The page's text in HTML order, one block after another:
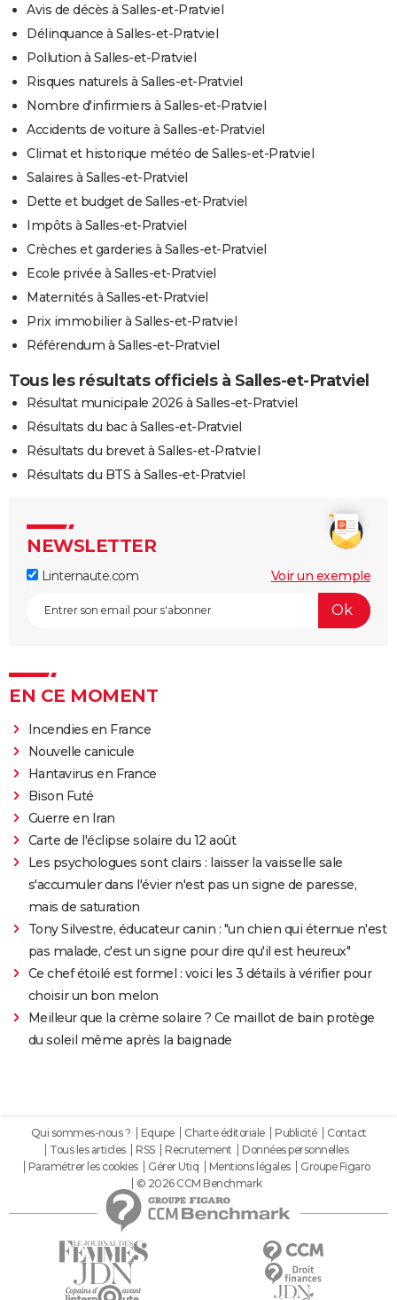
Avis de décès à Salles-et-Pratviel
Délinquance à Salles-et-Pratviel
Pollution à Salles-et-Pratviel
Risques naturels à Salles-et-Pratviel
Nombre d'infirmiers à Salles-et-Pratviel
Accidents de voiture à Salles-et-Pratviel
Climat et historique météo de Salles-et-Pratviel
Salaires à Salles-et-Pratviel
Dette et budget de Salles-et-Pratviel
Impôts à Salles-et-Pratviel
Crèches et garderies à Salles-et-Pratviel
Ecole privée à Salles-et-Pratviel
Maternités à Salles-et-Pratviel
Prix immobilier à Salles-et-Pratviel
Référendum à Salles-et-Pratviel
Tous les résultats officiels à Salles-et-Pratviel
Résultat municipale 2026 à Salles-et-Pratviel
Résultats du bac à Salles-et-Pratviel
Résultats du brevet à Salles-et-Pratviel
Résultats du BTS à Salles-et-Pratviel
NEWSLETTER
Linternaute.com Voir un exemple
EN CE MOMENT
Incendies en France
Nouvelle canicule
Hantavirus en France
Bison Futé
Guerre en Iran
Carte de l'éclipse solaire du 12 août
Les psychologues sont clairs : laisser la vaisselle sale
s'accumuler dans l'évier n'est pas un signe de paresse,
mais de saturation
Tony Silvestre, éducateur canin : "un chien qui éternue n'est
pas malade, c'est un signe pour dire qu'il est heureux"
Ce chef étoilé est formel : voici les 3 détails à vérifier pour
choisir un bon melon
Meilleur que la crème solaire ? Ce maillot de bain protège
du soleil même après la baignade
Qui sommes-nous ? Equipe Charte éditoriale Publicité
Contact
Tous les articles
RSS Recrutement
Données personnelles
Paramétrer les cookies
Gérer Utiq Mentions légales
Groupe Figaro
© 2026 CCM Benchmark